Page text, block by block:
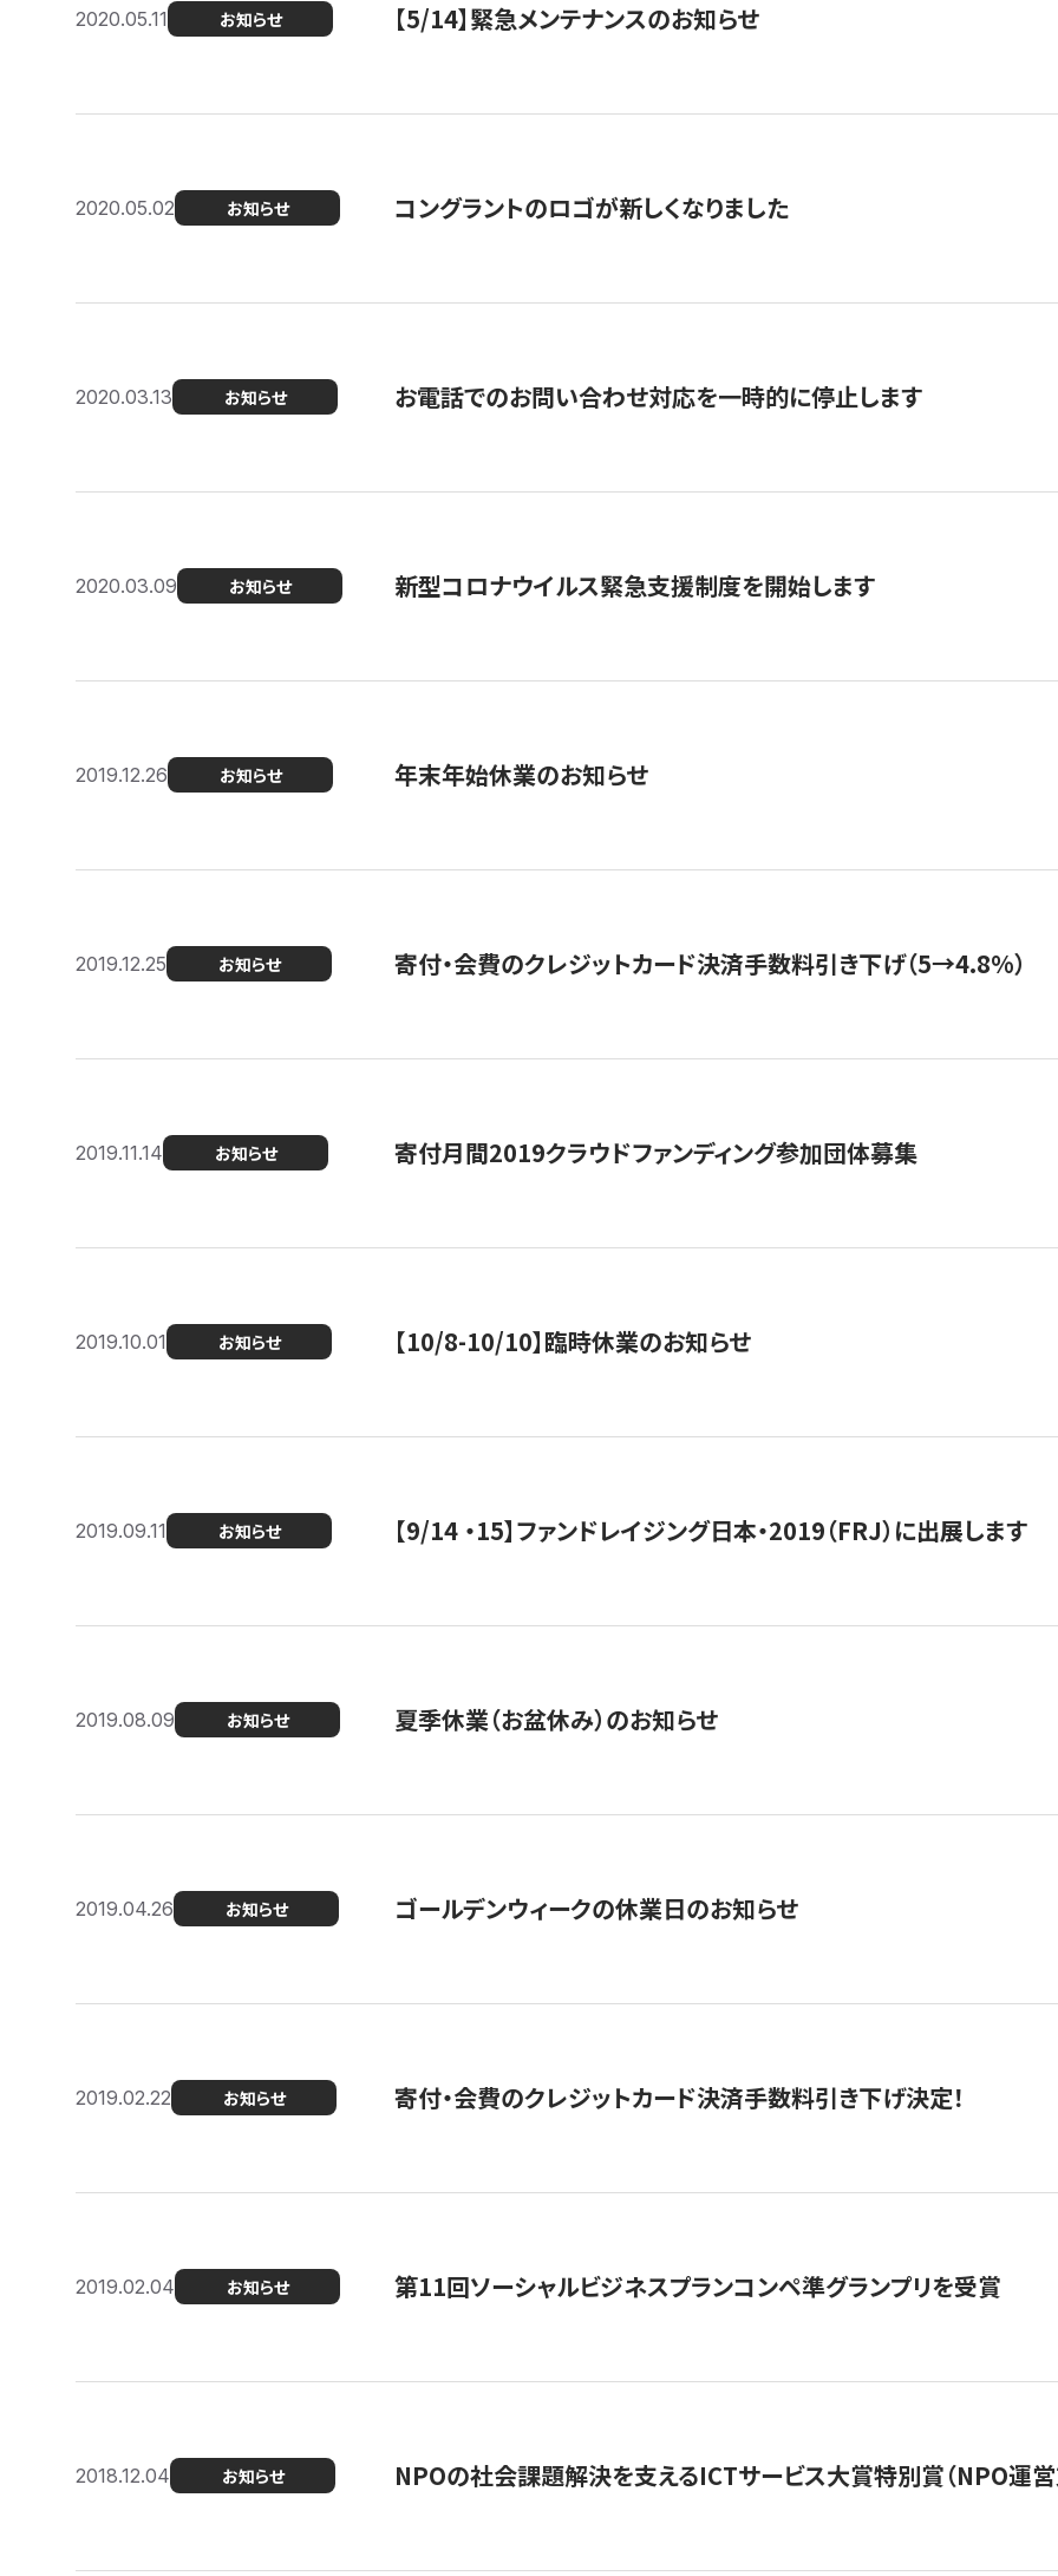
2020.05.11 お知らせ 【5/14】緊急メンテナンスのお知らせ
2020.05.02 お知らせ コングラントのロゴが新しくなりました
2020.03.13 お知らせ お電話でのお問い合わせ対応を一時的に停止します
2020.03.09 お知らせ 新型コロナウイルス緊急支援制度を開始します
2019.12.26 お知らせ 年末年始休業のお知らせ
2019.12.25 お知らせ 寄付・会費のクレジットカード決済手数料引き下げ（5→4.8%）
2019.11.14 お知らせ 寄付月間2019クラウドファンディング参加団体募集
2019.10.01 お知らせ 【10/8-10/10】臨時休業のお知らせ
2019.09.11 お知らせ 【9/14 ・15】ファンドレイジング日本・2019（FRJ）に出展します
2019.08.09 お知らせ 夏季休業（お盆休み）のお知らせ
2019.04.26 お知らせ ゴールデンウィークの休業日のお知らせ
2019.02.22 お知らせ 寄付・会費のクレジットカード決済手数料引き下げ決定！
2019.02.04 お知らせ 第11回ソーシャルビジネスプランコンペ準グランプリを受賞
2018.12.04 お知らせ NPOの社会課題解決を支えるICTサービス大賞特別賞（NPO運